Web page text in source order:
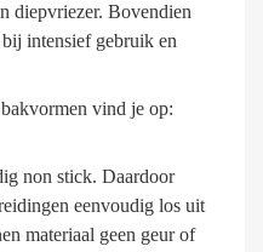
diepvriezer. Bovendien
intensief gebruik en
vind je op:
non stick. Daardoor
eenvoudig los uit
materiaal geen geur of